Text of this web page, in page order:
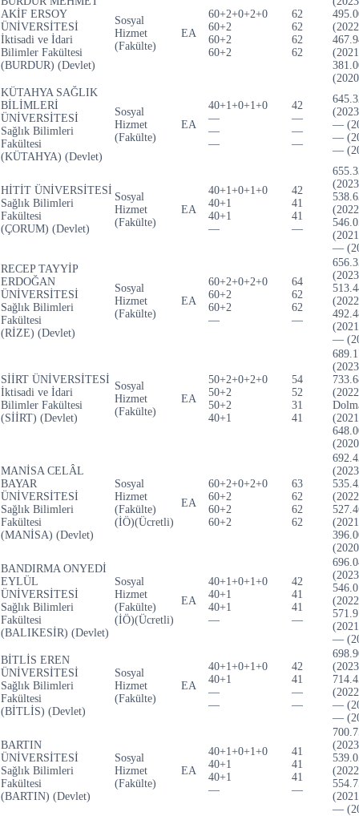
AKİF ERSOY
ÜNİVERSİTESİ
İktisadi ve İdari
Bilimler Fakültesi
(BURDUR) (Devlet)
Sosyal
Hizmet
(Fakülte)
EA
60+2+0+2+0
60+2
60+2
60+2
62
62
62
62
KÜTAHYA SAĞLIK
BİLİMLERİ
ÜNİVERSİTESİ
Sağlık Bilimleri
Fakültesi
(KÜTAHYA) (Devlet)
Sosyal
Hizmet
(Fakülte)
EA
40+1+0+1+0
—
—
—
42
—
—
—
—
—
—
HİTİT ÜNİVERSİTESİ
Sağlık Bilimleri
Fakültesi
(ÇORUM) (Devlet)
Sosyal
Hizmet
(Fakülte)
EA
40+1+0+1+0
40+1
40+1
—
42
41
41
—
—
RECEP TAYYİP
ERDOĞAN
ÜNİVERSİTESİ
Sağlık Bilimleri
Fakültesi
(RİZE) (Devlet)
Sosyal
Hizmet
(Fakülte)
EA
60+2+0+2+0
60+2
60+2
—
64
62
62
—
—
SİİRT ÜNİVERSİTESİ
İktisadi ve İdari
Bilimler Fakültesi
(SİİRT) (Devlet)
Sosyal
Hizmet
(Fakülte)
EA
50+2+0+2+0
50+2
50+2
40+1
54
52
31
41
MANİSA CELÂL
BAYAR
ÜNİVERSİTESİ
Sağlık Bilimleri
Fakültesi
(MANİSA) (Devlet)
Sosyal
Hizmet
(Fakülte)
(İÖ)(Ücretli)
EA
60+2+0+2+0
60+2
60+2
60+2
63
62
62
62
BANDIRMA ONYEDİ
EYLÜL
ÜNİVERSİTESİ
Sağlık Bilimleri
Fakültesi
(BALIKESİR) (Devlet)
Sosyal
Hizmet
(Fakülte)
(İÖ)(Ücretli)
EA
40+1+0+1+0
40+1
40+1
—
42
41
41
—
—
BİTLİS EREN
ÜNİVERSİTESİ
Sağlık Bilimleri
Fakültesi
(BİTLİS) (Devlet)
Sosyal
Hizmet
(Fakülte)
EA
40+1+0+1+0
40+1
—
—
42
41
—
—
—
—
BARTIN
ÜNİVERSİTESİ
Sağlık Bilimleri
Fakültesi
(BARTIN) (Devlet)
Sosyal
Hizmet
(Fakülte)
EA
40+1+0+1+0
40+1
40+1
—
41
41
41
—
—